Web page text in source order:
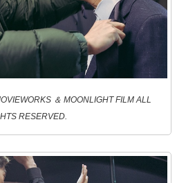
＆ MOONLIGHT FILM ALL
RESERVED.